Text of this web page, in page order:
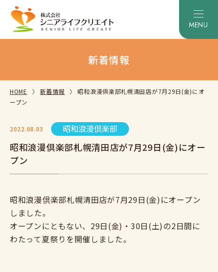
新着情報
HOME 新着情報
昭和浪漫倶楽部札幌清田店が7月29日(金)にオ
ープン
2022.08.03 昭和浪漫倶楽部
昭和浪漫倶楽部札幌清田店が7月29日(金)にオー
プン
昭和浪漫倶楽部札幌清田店が7月29日(金)にオープン
しました。
オープンにともない、29日(金)・30日(土)の2日間に
わたって夏祭りを開催しました。